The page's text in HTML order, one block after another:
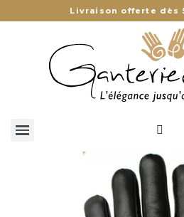
Livraison offerte dès